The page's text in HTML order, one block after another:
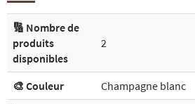
🔢 Nombre de
produits
disponibles
2
🎨 Couleur
Champagne blanc